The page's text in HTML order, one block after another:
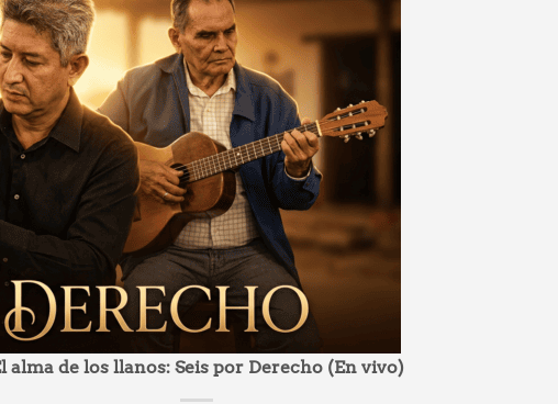
alma de los llanos: Seis por Derecho (En vivo)